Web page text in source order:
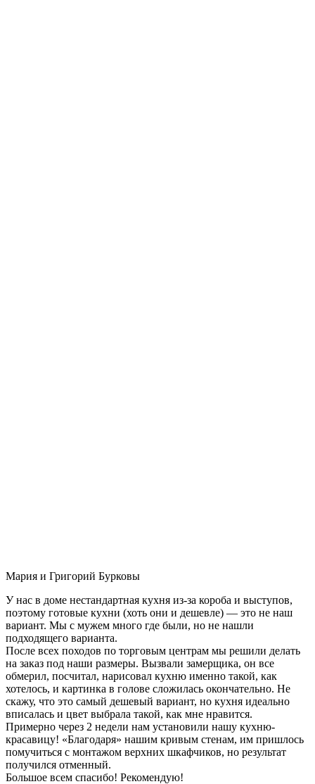
Мария и Григорий Бурковы
У нас в доме нестандартная кухня из-за короба и выступов,
поэтому готовые кухни (хоть они и дешевле) — это не наш
вариант. Мы с мужем много где были, но не нашли
подходящего варианта.
После всех походов по торговым центрам мы решили делать
на заказ под наши размеры. Вызвали замерщика, он все
обмерил, посчитал, нарисовал кухню именно такой, как
хотелось, и картинка в голове сложилась окончательно. Не
скажу, что это самый дешевый вариант, но кухня идеально
вписалась и цвет выбрала такой, как мне нравится.
Примерно через 2 недели нам установили нашу кухню-
красавицу! «Благодаря» нашим кривым стенам, им пришлось
помучиться с монтажом верхних шкафчиков, но результат
получился отменный.
Большое всем спасибо! Рекомендую!